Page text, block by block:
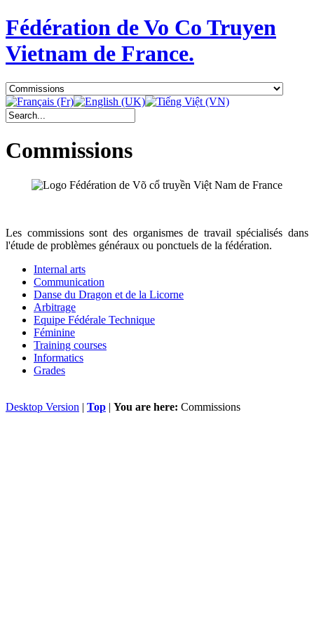
Fédération de Vo Co Truyen
Vietnam de France.
Commissions
Les commissions sont des organismes de travail spécialisés dans
l'étude de problèmes généraux ou ponctuels de la fédération.
Internal arts
Communication
Danse du Dragon et de la Licorne
Arbitrage
Equipe Fédérale Technique
Féminine
Training courses
Informatics
Grades
Desktop Version | Top | You are here: Commissions